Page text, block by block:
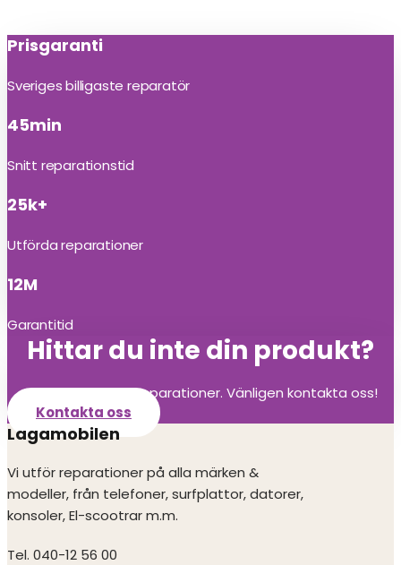
Prisgaranti
Sveriges billigaste reparatör
45min
Snitt reparationstid
25k+
Utförda reparationer
12M
Garantitid
Hittar du inte din produkt?
Vi utför alla olika reparationer. Vänligen kontakta oss!
Kontakta oss
Lagamobilen
Vi utför reparationer på alla märken &
modeller, från telefoner, surfplattor, datorer,
konsoler, El-scootrar m.m.
Tel. 040-12 56 00